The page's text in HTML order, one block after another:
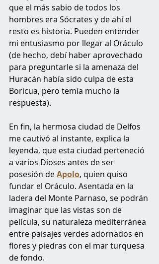
que el más sabio de todos los
hombres era Sócrates y de ahí el
resto es historia. Pueden entender
mi entusiasmo por llegar al Oráculo
(de hecho, debí haber aprovechado
para preguntarle si la amenaza del
Huracán había sido culpa de esta
Boricua, pero temía mucho la
respuesta).
En fin, la hermosa ciudad de Delfos
me cautivó al instante, explica la
leyenda, que esta ciudad perteneció
a varios Dioses antes de ser
posesión de Apolo, quien quiso
fundar el Oráculo. Asentada en la
ladera del Monte Parnaso, se podrán
imaginar que las vistas son de
película, su naturaleza mediterránea
entre paisajes verdes adornados en
flores y piedras con el mar turquesa
de fondo.